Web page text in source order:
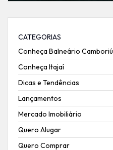
CATEGORIAS
Conheça Balneário Camboriú
Conheça Itajaí
Dicas e Tendências
Lançamentos
Mercado Imobiliário
Quero Alugar
Quero Comprar